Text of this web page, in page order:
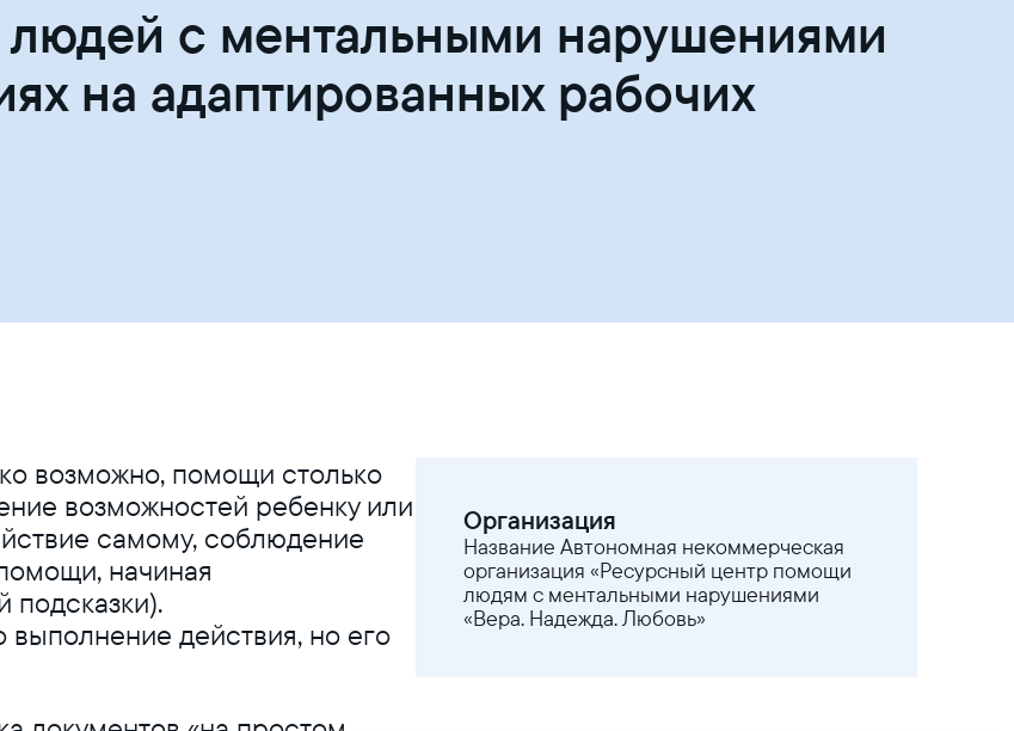
с ментальными нарушениями
на адаптированных рабочих
возможно, помощи столько
возможностей ребенку или
самому, соблюдение
начиная
подсказки).
выполнение действия, но его
Организация
Название Автономная некоммерческая
организация «Ресурсный центр помощи
людям с ментальными нарушениями
«Вера. Надежда. Любовь»